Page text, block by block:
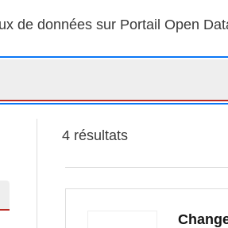
de données sur Portail Open
4 résultats